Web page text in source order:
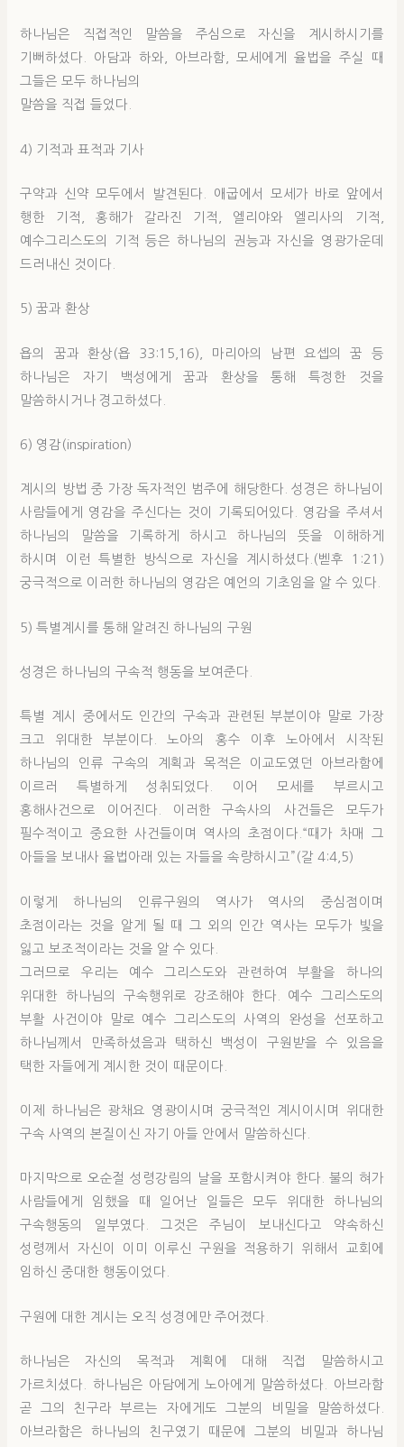
하나님은 직접적인 말씀을 주심으로 자신을 계시하시기를
기뻐하셨다. 아담과 하와, 아브라함, 모세에게 율법을 주실 때
그들은 모두 하나님의
말씀을 직접 들었다.
4) 기적과 표적과 기사
구약과 신약 모두에서 발견된다. 애굽에서 모세가 바로 앞에서
행한 기적, 홍해가 갈라진 기적, 엘리야와 엘리사의 기적,
예수그리스도의 기적 등은 하나님의 권능과 자신을 영광가운데
드러내신 것이다.
5) 꿈과 환상
욥의 꿈과 환상(욥 33:15,16), 마리아의 남편 요셉의 꿈 등
하나님은 자기 백성에게 꿈과 환상을 통해 특정한 것을
말씀하시거나 경고하셨다.
6) 영감(inspiration)
계시의 방법 중 가장 독자적인 범주에 해당한다. 성경은 하나님이
사람들에게 영감을 주신다는 것이 기록되어있다. 영감을 주셔서
하나님의 말씀을 기록하게 하시고 하나님의 뜻을 이해하게
하시며 이런 특별한 방식으로 자신을 계시하셨다.(벧후 1:21)
궁극적으로 이러한 하나님의 영감은 예언의 기초임을 알 수 있다.
5) 특별계시를 통해 알려진 하나님의 구원
성경은 하나님의 구속적 행동을 보여준다.
특별 계시 중에서도 인간의 구속과 관련된 부분이야 말로 가장
크고 위대한 부분이다. 노아의 홍수 이후 노아에서 시작된
하나님의 인류 구속의 계획과 목적은 이교도였던 아브라함에
이르러 특별하게 성취되었다. 이어 모세를 부르시고
홍해사건으로 이어진다. 이러한 구속사의 사건들은 모두가
필수적이고 중요한 사건들이며 역사의 초점이다.“때가 차매 그
아들을 보내사 율법아래 있는 자들을 속량하시고”(갈 4:4,5)
이렇게 하나님의 인류구원의 역사가 역사의 중심점이며
초점이라는 것을 알게 될 때 그 외의 인간 역사는 모두가 빛을
잃고 보조적이라는 것을 알 수 있다.
그러므로 우리는 예수 그리스도와 관련하여 부활을 하나의
위대한 하나님의 구속행위로 강조해야 한다. 예수 그리스도의
부활 사건이야 말로 예수 그리스도의 사역의 완성을 선포하고
하나님께서 만족하셨음과 택하신 백성이 구원받을 수 있음을
택한 자들에게 계시한 것이 때문이다.
이제 하나님은 광채요 영광이시며 궁극적인 계시이시며 위대한
구속 사역의 본질이신 자기 아들 안에서 말씀하신다.
마지막으로 오순절 성령강림의 날을 포함시켜야 한다. 불의 혀가
사람들에게 임했을 때 일어난 일들은 모두 위대한 하나님의
구속행동의 일부였다. 그것은 주님이 보내신다고 약속하신
성령께서 자신이 이미 이루신 구원을 적용하기 위해서 교회에
임하신 중대한 행동이었다.
구원에 대한 계시는 오직 성경에만 주어졌다.
하나님은 자신의 목적과 계획에 대해 직접 말씀하시고
가르치셨다. 하나님은 아담에게 노아에게 말씀하셨다. 아브라함
곧 그의 친구라 부르는 자에게도 그분의 비밀을 말씀하셨다.
아브라함은 하나님의 친구였기 때문에 그분의 비밀과 하나님